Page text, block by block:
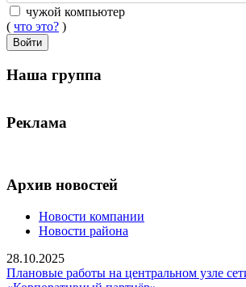
чужой компьютер
( что это? )
Войти
Наша группа
Реклама
Архив новостей
Новости компании
Новости района
28.10.2025
Плановые работы на центральном узле